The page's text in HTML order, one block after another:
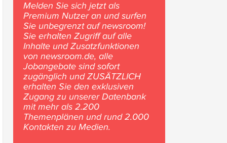
Melden Sie sich jetzt als
Premium Nutzer an und surfen
Sie unbegrenzt auf newsroom!
Sie erhalten Zugriff auf alle
Inhalte und Zusatzfunktionen
von newsroom.de, alle
Jobangebote sind sofort
zugänglich und ZUSÄTZLICH
erhalten Sie den exklusiven
Zugang zu unserer Datenbank
mit mehr als 2.200
Themenplänen und rund 2.000
Kontakten zu Medien.